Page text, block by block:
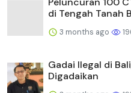
di Tengah Tanah
3 months ago
Gadai Ilegal di
Digadaikan